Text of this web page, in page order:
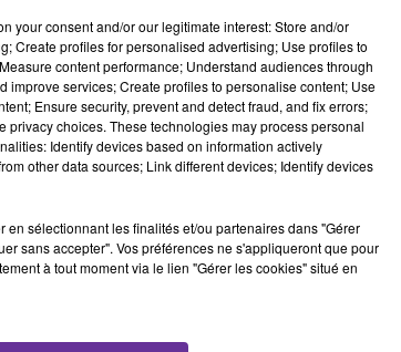
à ouvrir davantage leur
aux quartiers défavorisés.
les discriminations à
objectifs chiffrés. Une
qui répond aux questions de
campagne "Talents de
11 min 26 sec
your consent and/or our legitimate interest: Store and/or
Create profiles for personalised advertising; Use profiles to
content performance; Understand audiences through
improve services; Create profiles to personalise content; Use
Ensure security, prevent and detect fraud, and fix errors;
choices. These technologies may process personal
Identify devices based on information actively
other data sources; Link different devices; Identify devices
sélectionnant les finalités et/ou partenaires dans "Gérer
sans accepter". Vos préférences ne s'appliqueront que pour
à tout moment via le lien "Gérer les cookies" situé en